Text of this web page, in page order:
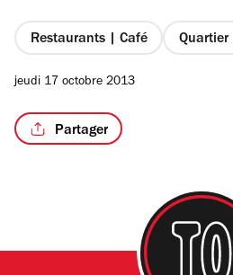
Restaurants | Café Quartier
jeudi 17 octobre 2013
Partager